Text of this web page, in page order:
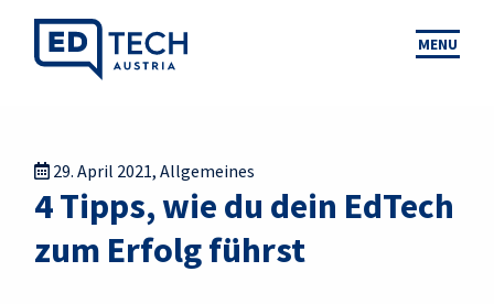
MENU
29. April 2021, Allgemeines
4 Tipps, wie du dein EdTech
zum Erfolg führst